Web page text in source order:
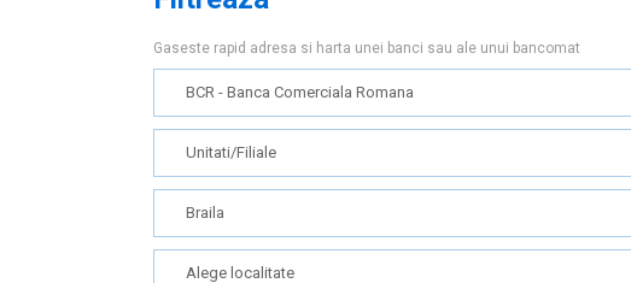
Gaseste rapid adresa si harta unei banci sau ale unui bancomat
BCR - Banca Comerciala Romana
Unitati/Filiale
Braila
Alege localitate